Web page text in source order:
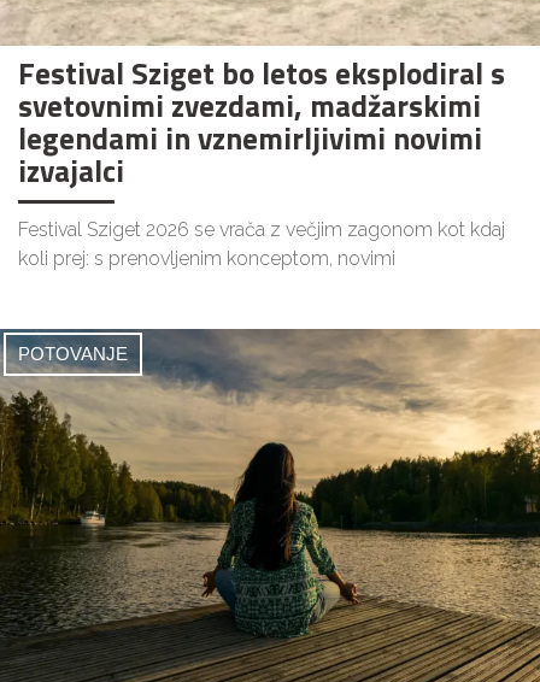
Festival Sziget bo letos eksplodiral s
svetovnimi zvezdami, madžarskimi
legendami in vznemirljivimi novimi
izvajalci
Festival Sziget 2026 se vrača z večjim zagonom kot kdaj
koli prej: s prenovljenim konceptom, novimi
POTOVANJE